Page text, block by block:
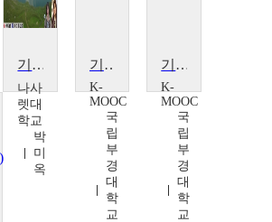
기후변화와 녹색에너지
나사
렛대
학교
박
미
옥
기후변화와 에너지 선택문제
K-
MOOC
국
립
부
경
대
학
교
기후변화와 에너지 선택문제
K-
MOOC
국
립
부
경
대
학
교